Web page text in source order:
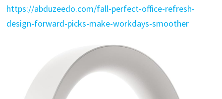
https://abduzeedo.com/fall-perfect-office-refresh-
design-forward-picks-make-workdays-smoother